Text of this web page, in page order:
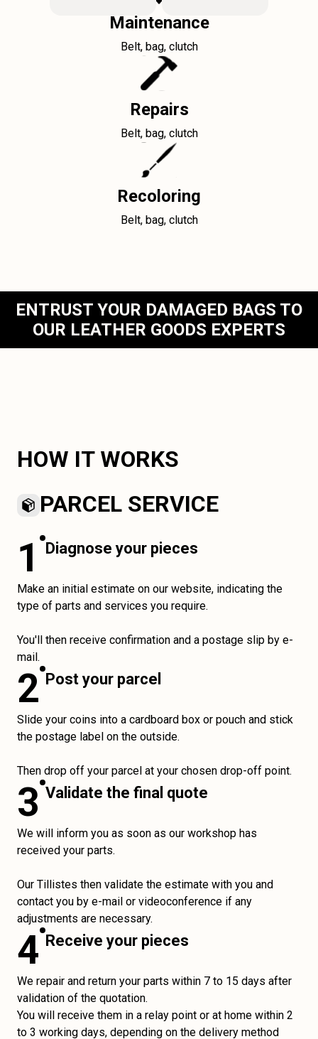
Maintenance
Belt, bag, clutch
Repairs
Belt, bag, clutch
Recoloring
Belt, bag, clutch
ENTRUST YOUR DAMAGED BAGS TO
OUR LEATHER GOODS EXPERTS
HOW IT WORKS
PARCEL SERVICE
1 Diagnose your pieces
Make an initial estimate on our website, indicating the
type of parts and services you require.
You'll then receive confirmation and a postage slip by e-
mail.
2 Post your parcel
Slide your coins into a cardboard box or pouch and stick
the postage label on the outside.
Then drop off your parcel at your chosen drop-off point.
3 Validate the final quote
We will inform you as soon as our workshop has
received your parts.
Our Tillistes then validate the estimate with you and
contact you by e-mail or videoconference if any
adjustments are necessary.
4 Receive your pieces
We repair and return your parts within 7 to 15 days after
validation of the quotation.
You will receive them in a relay point or at home within 2
to 3 working days, depending on the delivery method